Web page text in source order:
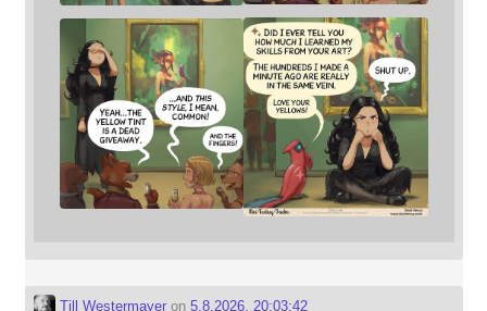
Till Westermayeron 5.8.2026, 20:03:42